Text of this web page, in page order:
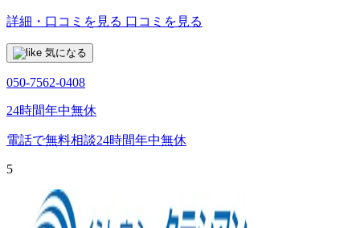
詳細・口コミを見る 口コミを見る
気になる
050-7562-0408
24時間年中無休
電話で無料相談24時間年中無休
5